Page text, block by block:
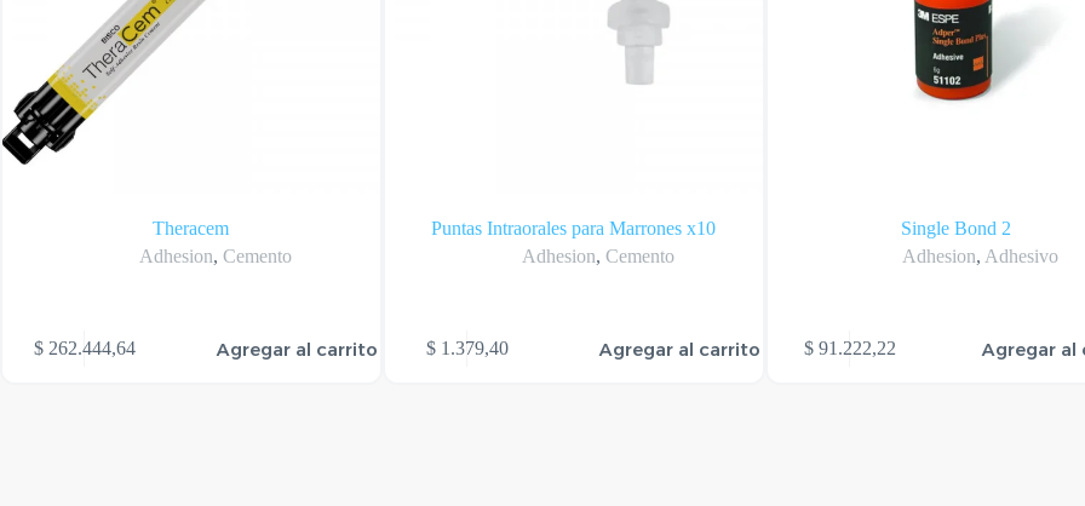
Theracem
Adhesion, Cemento
$262.444,64 Agregar al carrito
Puntas Intraorales para Marrones x10
Adhesion, Cemento
$1.379,40 Agregar al carrito
Single Bond 2
Adhesion, Adhesivo
$91.222,22 Agregar al